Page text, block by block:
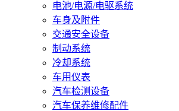
电池/电源/电驱系统
车身及附件
交通安全设备
制动系统
冷却系统
车用仪表
汽车检测设备
汽车保养维修配件